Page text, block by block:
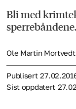
Bli med
sperrebåndene.
Ole Martin Mortvedt
Publisert
Sist oppdatert